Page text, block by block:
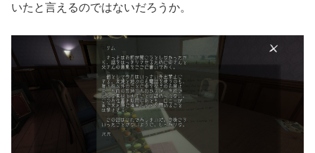
いたと言えるのではないだろうか。